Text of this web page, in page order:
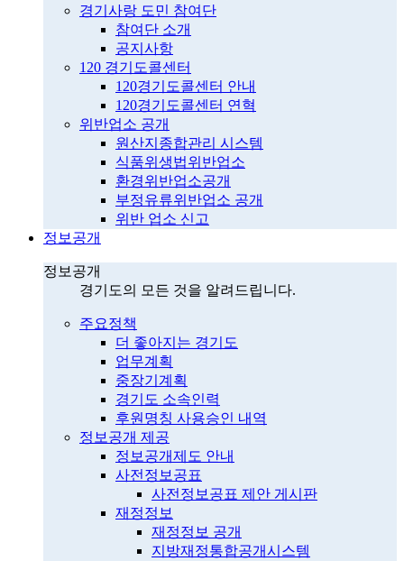
경기사랑 도민 참여단
참여단 소개
공지사항
120 경기도콜센터
120경기도콜센터 안내
120경기도콜센터 연혁
위반업소 공개
원산지종합관리 시스템
식품위생법위반업소
환경위반업소공개
부정유류위반업소 공개
위반 업소 신고
정보공개
정보공개
경기도의 모든 것을 알려드립니다.
주요정책
더 좋아지는 경기도
업무계획
중장기계획
경기도 소속인력
후원명칭 사용승인 내역
정보공개 제공
정보공개제도 안내
사전정보공표
사전정보공표 제안 게시판
재정정보
재정정보 공개
지방재정통합공개시스템